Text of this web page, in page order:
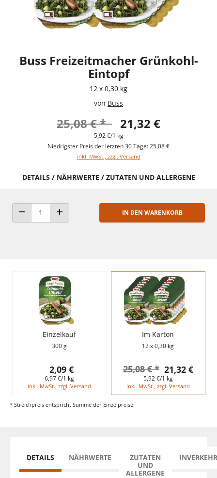
Buss Freizeitmacher Grünkohl-
Eintopf
12 x 0,30 kg
von Buss
25,08 € * 21,32 €
5,92 €/1 kg
Niedrigster Preis der letzten 30 Tage: 25,08 €
inkl. MwSt., zzgl. Versand
DETAILS / NÄHRWERTE / ZUTATEN UND ALLERGENE
ANZAHL VERRINGERNANZAHL ERHÖHEN
IN DEN WARENKORB
Einzelkauf
300 g
2,09 €
6,97 €/1 kg
inkl. MwSt., zzgl. Versand
Im Karton
12 x 0,30 kg
21,32 €
25,08 € *
5,92 €/1 kg
inkl. MwSt., zzgl. Versand
* Streichpreis entspricht Summe der Einzelpreise
DETAILS NÄHRWERTE
ZUTATEN
UND
ALLERGENE